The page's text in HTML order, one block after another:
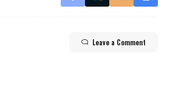
Leave a Comment